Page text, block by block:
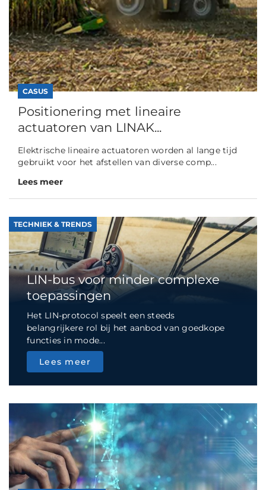
CASUS
Positionering met lineaire
actuatoren van LINAK...
Elektrische lineaire actuatoren worden al lange tijd
gebruikt voor het afstellen van diverse comp...
Lees meer
TECHNIEK & TRENDS
LIN-bus voor minder complexe
toepassingen
Het LIN-protocol speelt een steeds
belangrijkere rol bij het aanbod van goedkope
functies in mode...
Lees meer